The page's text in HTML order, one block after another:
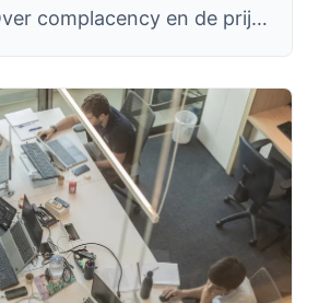
complacency en de prijs